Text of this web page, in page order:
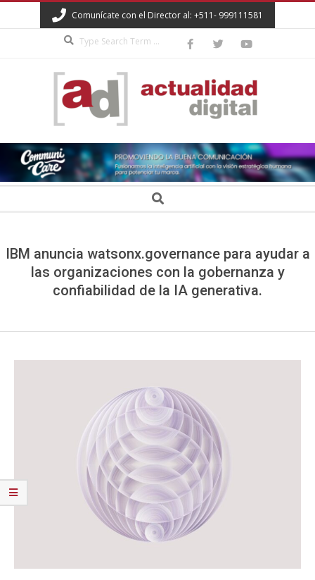
to
Comunícate con el Director al: +511- 999111581
ACTUALIDAD
DIGITAL Search
IBM anuncia watsonx.governance para ayudar a
las organizaciones con la gobernanza y
confiabilidad de la IA generativa.